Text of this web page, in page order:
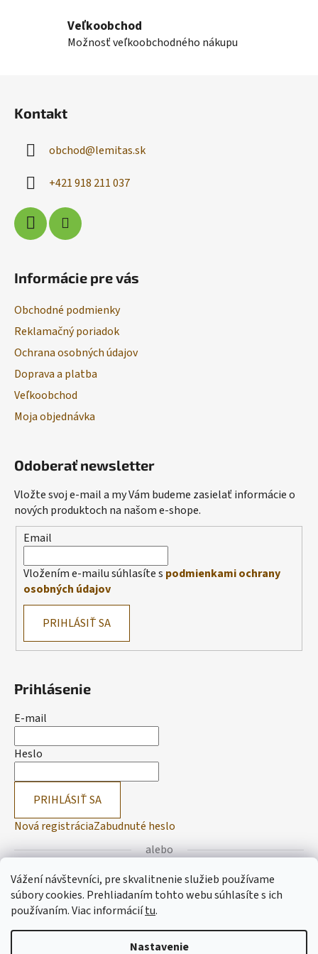
Vážení návštevníci, pre skvalitnenie služieb používame
súbory cookies. Prehliadaním tohto webu súhlasíte s ich
používaním.Viac informáciítu.
Nastavenie
Veľkoobchod
Možnosť veľkoobchodného nákupu
Kontakt
obchod@lemitas.sk
+421 918 211 037
Informácie pre vás
Obchodné podmienky
Reklamačný poriadok
Ochrana osobných údajov
Doprava a platba
Veľkoobchod
Moja objednávka
Odoberať newsletter
Vložte svoj e-mail a my Vám budeme zasielať informácie o
nových produktoch na našom e-shope.
Email
Vložením e-mailu súhlasíte s podmienkami ochrany
osobných údajov
PRIHLÁSIŤ SA
Prihlásenie
E-mail
Heslo
PRIHLÁSIŤ SA
Nová registráciaZabudnuté heslo
alebo
Prihlásiť sa cez Facebook
Prihlásiť sa cez Google